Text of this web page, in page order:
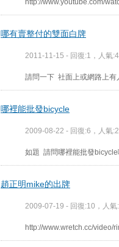
http://www.youtube.com/
哪有賣整付的雙面白牌
2011-11-15 - 回復:1，人氣
請問一下 社面上或網路上有
哪裡能批發bicycle
2009-08-22 - 回復:6，人氣
如題 請問哪裡能批發
趙正明mike的出牌
2009-07-19 - 回復:10，人氣
http://www.wretch.cc/video/